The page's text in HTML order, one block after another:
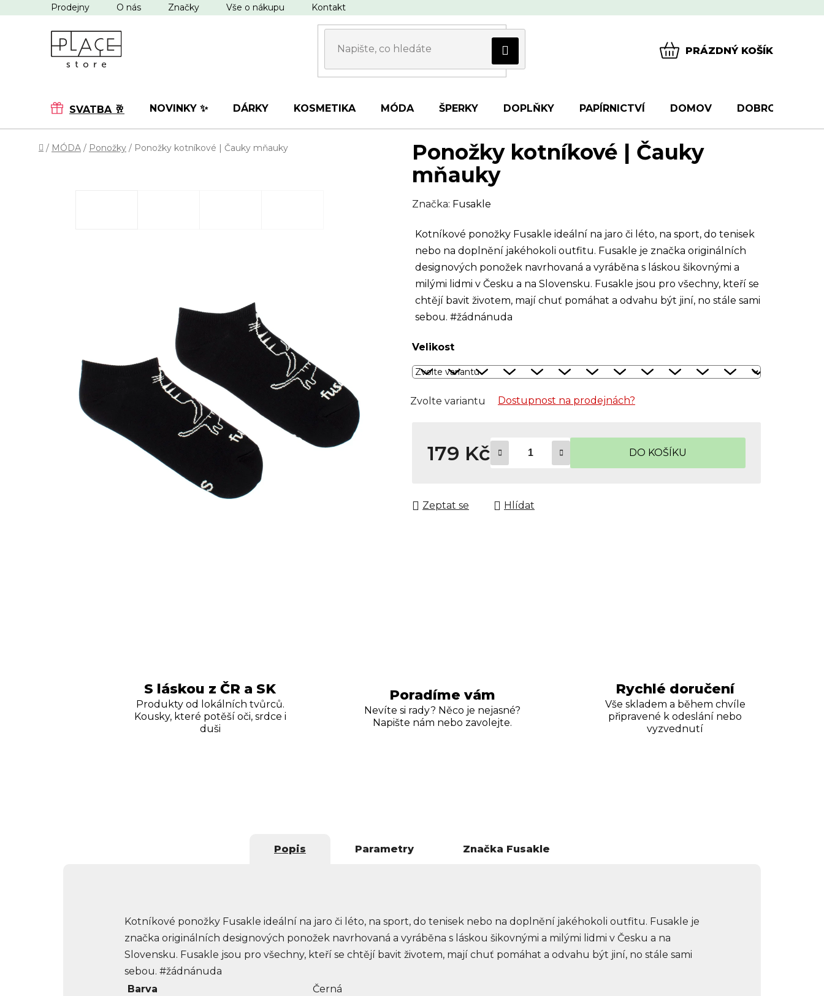
na
Prodejny O nás Značky Vše o nákupu Kontakt
PRÁZDNÝ KOŠÍK
SVATBA 🥂 NOVINKY ✨ DÁRKY KOSMETIKA MÓDA ŠPERKY DOPLŇKY PAPÍRNICTVÍ DOMOV DOBROTY
Domů
/ MÓDA / Ponožky / Ponožky kotníkové | Čauky mňauky
Ponožky kotníkové | Čauky
mňauky
Značka: Fusakle
Kotníkové ponožky Fusakle ideální na jaro či léto, na sport, do tenisek
nebo na doplnění jakéhokoli outfitu. Fusakle je značka originálních
designových ponožek navrhovaná a vyráběna s láskou šikovnými a
milými lidmi v Česku a na Slovensku. Fusakle jsou pro všechny, kteří se
chtějí bavit životem, mají chuť pomáhat a odvahu být jiní, no stále sami
sebou. #žádnánuda
Velikost
Zvolte variantu Dostupnost na prodejnách?
179 Kč DO KOŠÍKU
Zeptat se Hlídat
S láskou z ČR a SK
Produkty od lokálních tvůrců.
Kousky, které potěší oči, srdce i
duši
Poradíme vám
Nevíte si rady? Něco je nejasné?
Napište nám nebo zavolejte.
Rychlé doručení
Vše skladem a během chvíle
připravené k odeslání nebo
vyzvednutí
Popis Parametry Značka Fusakle
Kotníkové ponožky Fusakle ideální na jaro či léto, na sport, do tenisek nebo na doplnění jakéhokoli outfitu. Fusakle je
značka originálních designových ponožek navrhovaná a vyráběna s láskou šikovnými a milými lidmi v Česku a na
Slovensku. Fusakle jsou pro všechny, kteří se chtějí bavit životem, mají chuť pomáhat a odvahu být jiní, no stále sami
sebou. #žádnánuda
Barva
Černá